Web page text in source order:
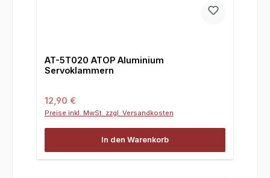
AT-5T020 ATOP Aluminium
Servoklammern
Regulärer Preis:
12,90 €
Preise inkl. MwSt. zzgl. Versandkosten
In den Warenkorb